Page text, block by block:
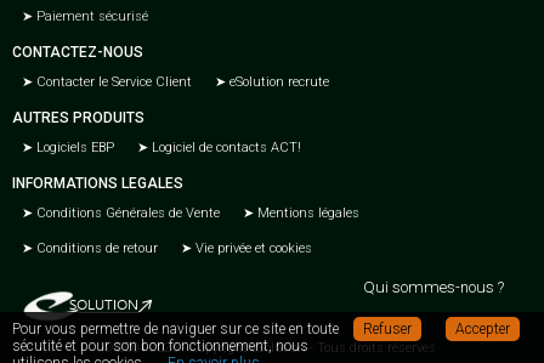
Paiement sécurisé
CONTACTEZ-NOUS
Contacter le Service Client eSolution recrute
AUTRES PRODUITS
Logiciels EBP Logiciel de contacts ACT!
INFORMATIONS LEGALES
Conditions Générales de Vente Mentions légales
Conditions de retour Vie privée et cookies
Qui sommes-nous ?
© 2004-2026 - Copyright eSolution - Tous droits réservés
Accepter
Refuser
Pour vous permettre de naviguer sur ce site en toute
sécutité et pour son bon fonctionnement, nous